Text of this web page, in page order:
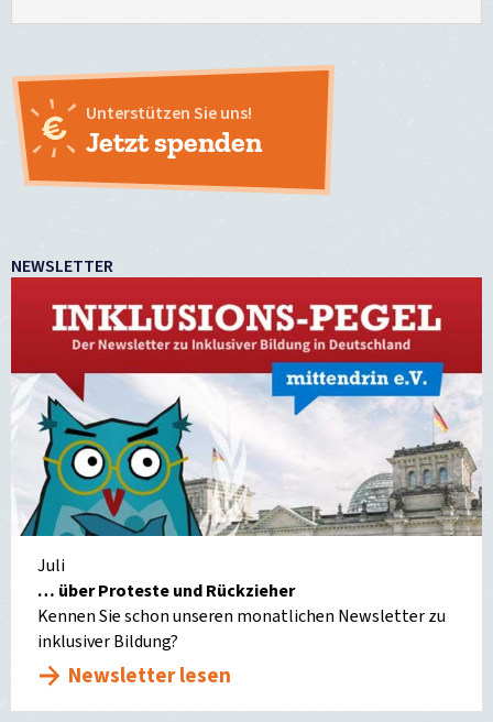
Unterstützen Sie uns!
Jetzt spenden
NEWSLETTER
Juli
… über Proteste und Rückzieher
Kennen Sie schon unseren monatlichen Newsletter zu
inklusiver Bildung?
Newsletter lesen